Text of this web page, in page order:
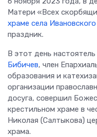
Матери «Всех
храме села Ивановского
праздник.
В этот день
Бибичев, член
образования и
организации
досуга, совершил
крестильном храме в
Николая (Салтыкова)
храма.